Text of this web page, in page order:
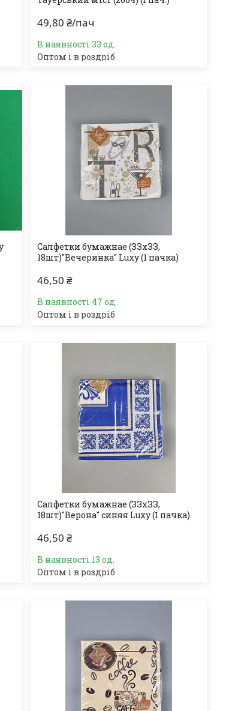
49,80 ₴/пач
В наявності 33 од.
Оптом і в роздріб
Салфетки бумажнае (ЗЗхЗЗ,
18шт)"Вечеринка" Luxy (1 пачка)
46,50 ₴
В наявності 47 од.
Оптом і в роздріб
Салфетки бумажнае (ЗЗхЗЗ,
18шт)"Верона" синяя Luxy (1 пачка)
46,50 ₴
В наявності 13 од.
Оптом і в роздріб